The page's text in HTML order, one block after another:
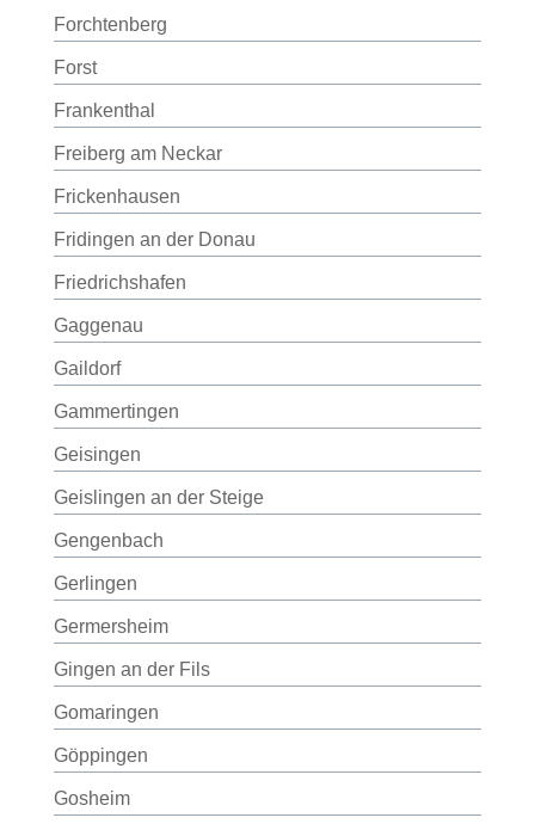
Forchtenberg
Forst
Frankenthal
Freiberg am Neckar
Frickenhausen
Fridingen an der Donau
Friedrichshafen
Gaggenau
Gaildorf
Gammertingen
Geisingen
Geislingen an der Steige
Gengenbach
Gerlingen
Germersheim
Gingen an der Fils
Gomaringen
Göppingen
Gosheim